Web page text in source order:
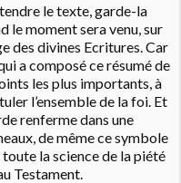
le texte, garde-la
le moment sera venu, sur
des divines Ecritures. Car
a composé ce résumé de
les plus importants, à
l’ensemble de la foi. Et
renferme dans une
de même ce symbole
la science de la piété
Testament.